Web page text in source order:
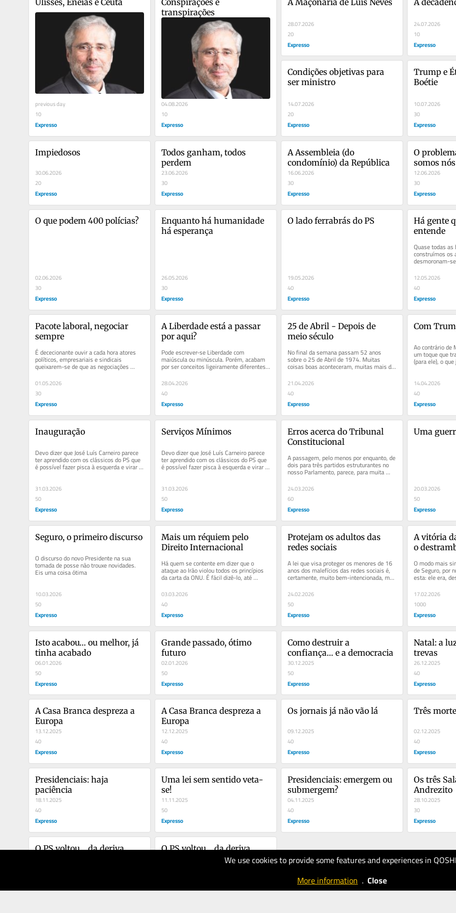
We use cookies to provide some features and experiences in
More information . Close
previous day
10
Expresso
transpirações
04.08.2026
10
Expresso
28.07.2026
20
Expresso
24.07.2026
10
Expresso
Condições objetivas para
ser ministro
14.07.2026
20
Expresso
Trump e
Boétie
10.07.2026
30
Expresso
Impiedosos
30.06.2026
20
Expresso
Todos ganham, todos
perdem
23.06.2026
30
Expresso
A Assembleia (do
condomínio) da República
16.06.2026
30
Expresso
O
somos nós
12.06.2026
30
Expresso
O que podem 400 polícias?
02.06.2026
30
Expresso
Enquanto há humanidade
há esperança
26.05.2026
30
Expresso
O lado ferrabrás do PS
19.05.2026
40
Expresso
Há gente
entende
Quase todas
construímos os
desmoronam-
substituída
oca; a...
12.05.2026
40
Expresso
Pacote laboral, negociar
sempre
É dececionante ouvir a cada hora atores
políticos, empresariais e sindicais
queixarem-se de que as negociações
sobre o pacote laboral nunca mais...
01.05.2026
30
Expresso
A Liberdade está a passar
por aqui?
Pode escrever-se Liberdade com
maiúscula ou minúscula. Porém, acabam
por ser conceitos ligeiramente diferentes.
O 25 de Abril, de que comemorámos...
28.04.2026
40
Expresso
25 de Abril - Depois de
meio século
No final da semana passam 52 anos
sobre o 25 de Abril de 1974. Muitas
coisas boas aconteceram, muitas mais do
que os muitos erros. Na época tinha 17...
21.04.2026
40
Expresso
Com
Ao contrário de
um toque que
(para ele), o
Não deixa de
14.04.2026
40
Expresso
Inauguração
Devo dizer que José Luís Carneiro parece
ter aprendido com os clássicos do PS que
é possível fazer pisca à esquerda e virar
para a direita. Os...
31.03.2026
50
Expresso
Serviços Mínimos
Devo dizer que José Luís Carneiro parece
ter aprendido com os clássicos do PS que
é possível fazer pisca à esquerda e virar
para a direita. Os...
31.03.2026
50
Expresso
Erros acerca do Tribunal
Constitucional
A passagem, pelo menos por enquanto, de
dois para três partidos estruturantes no
nosso Parlamento, parece, para muita
gente, ter desfeito os...
24.03.2026
60
Expresso
Uma
20.03.2026
50
Expresso
Seguro, o primeiro discurso
O discurso do novo Presidente na sua
tomada de posse não trouxe novidades.
Eis uma coisa ótima
10.03.2026
50
Expresso
Mais um réquiem pelo
Direito Internacional
Há quem se contente em dizer que o
ataque ao Irão violou todos os princípios
da carta da ONU. É fácil dizê-lo, até
03.03.2026
40
Expresso
Protejam os adultos das
redes sociais
A lei que visa proteger os menores de 16
anos dos malefícios das redes sociais é,
certamente, muito bem-intencionada, mas
não terá qualquer...
24.02.2026
50
Expresso
A vitória
o
O modo mais
de Seguro, por
esta: ele era,
apesar de
17.02.2026
1000
Expresso
Isto acabou… ou melhor, já
tinha acabado
06.01.2026
50
Expresso
Grande passado, ótimo
futuro
02.01.2026
50
Expresso
Como destruir a
confiança… e a democracia
30.12.2025
50
Expresso
Natal: a
trevas
26.12.2025
40
Expresso
A Casa Branca despreza a
Europa
13.12.2025
40
Expresso
A Casa Branca despreza a
Europa
12.12.2025
40
Expresso
Os jornais já não vão lá
09.12.2025
40
Expresso
Três
02.12.2025
40
Expresso
Presidenciais: haja
paciência
18.11.2025
40
Expresso
Uma lei sem sentido veta-
se!
11.11.2025
50
Expresso
Presidenciais: emergem ou
submergem?
04.11.2025
40
Expresso
Os três
Andrezito
28.10.2025
30
Expresso
O PS voltou… da deriva
O PS voltou… da deriva